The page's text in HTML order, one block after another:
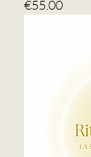
Price
€55.00